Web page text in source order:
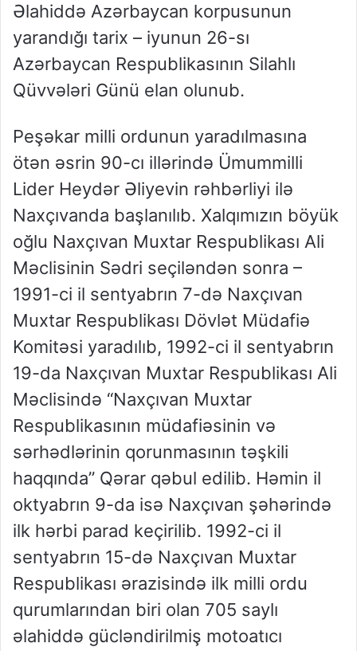
Əlahiddə Azərbaycan korpusunun
yarandığı tarix – iyunun 26-sı
Azərbaycan Respublikasının Silahlı
Qüvvələri Günü elan olunub.
Peşəkar milli ordunun yaradılmasına
ötən əsrin 90-cı illərində Ümummilli
Lider Heydər Əliyevin rəhbərliyi ilə
Naxçıvanda başlanılıb. Xalqımızın böyük
oğlu Naxçıvan Muxtar Respublikası Ali
Məclisinin Sədri seçiləndən sonra –
1991-ci il sentyabrın 7-də Naxçıvan
Muxtar Respublikası Dövlət Müdafiə
Komitəsi yaradılıb, 1992-ci il sentyabrın
19-da Naxçıvan Muxtar Respublikası Ali
Məclisində “Naxçıvan Muxtar
Respublikasının müdafiəsinin və
sərhədlərinin qorunmasının təşkili
haqqında” Qərar qəbul edilib. Həmin il
oktyabrın 9-da isə Naxçıvan şəhərində
ilk hərbi parad keçirilib. 1992-ci il
sentyabrın 15-də Naxçıvan Muxtar
Respublikası ərazisində ilk milli ordu
qurumlarından biri olan 705 saylı
əlahiddə gücləndirilmiş motoatıcı